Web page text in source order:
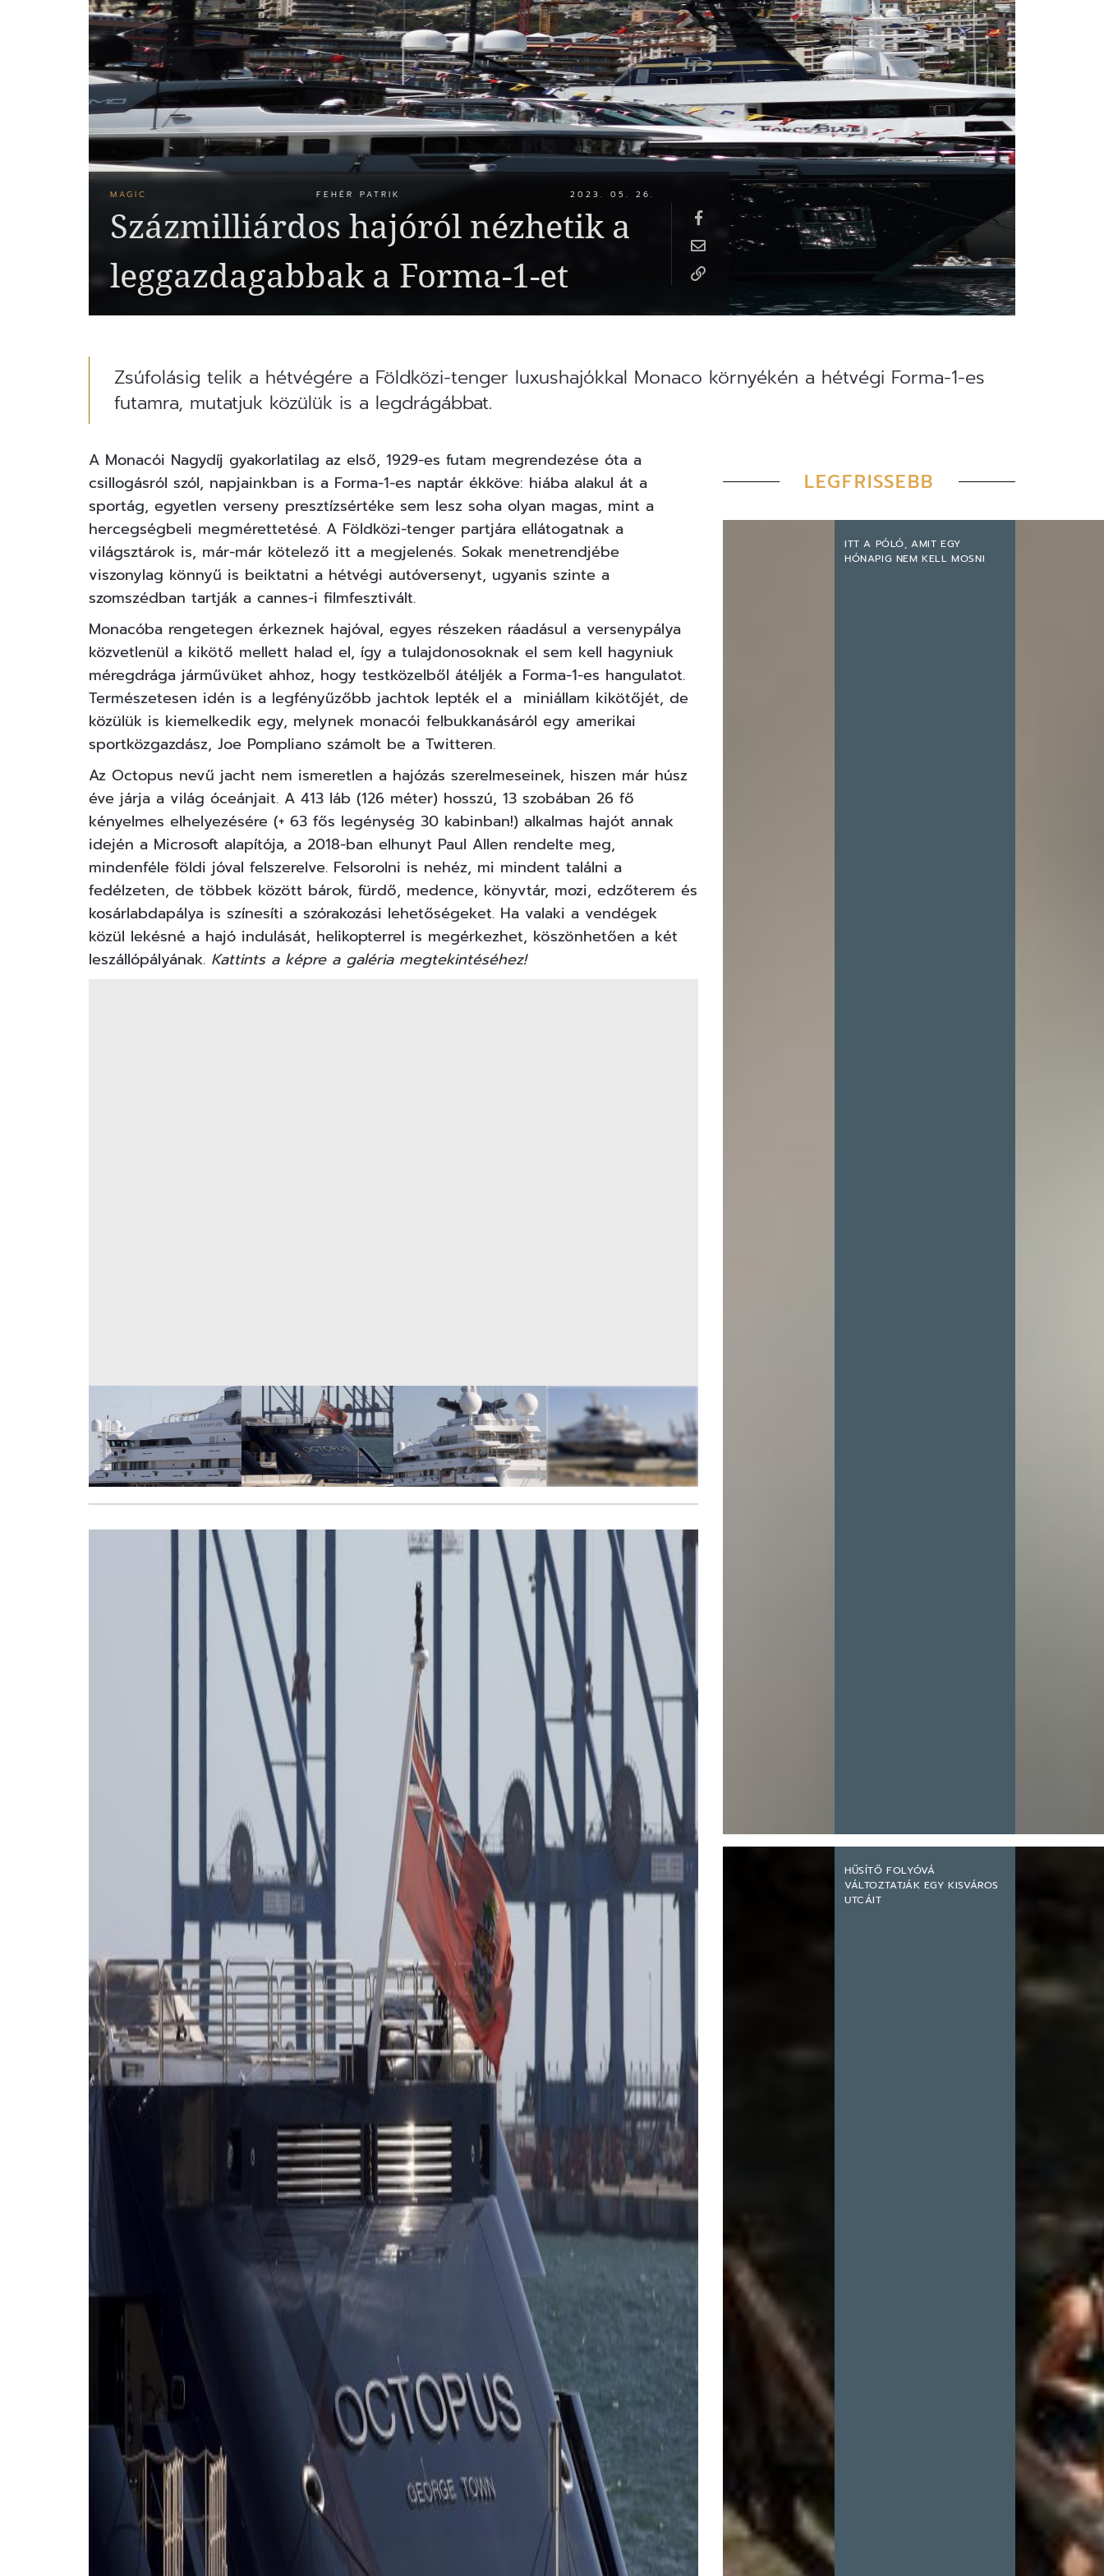
MAGIC FEHÉR PATRIK 2023. 05. 26.
Százmilliárdos hajóról nézhetik a
leggazdagabbak a Forma-1-et
Zsúfolásig telik a hétvégére a Földközi-tenger luxushajókkal Monaco környékén a hétvégi Forma-1-es
futamra, mutatjuk közülük is a legdrágábbat.
A Monacói Nagydíj gyakorlatilag az első, 1929-es futam megrendezése óta a
csillogásról szól, napjainkban is a Forma-1-es naptár ékköve: hiába alakul át a
sportág, egyetlen verseny presztízsértéke sem lesz soha olyan magas, mint a
hercegségbeli megmérettetésé. A Földközi-tenger partjára ellátogatnak a
világsztárok is, már-már kötelező itt a megjelenés. Sokak menetrendjébe
viszonylag könnyű is beiktatni a hétvégi autóversenyt, ugyanis szinte a
szomszédban tartják a cannes-i filmfesztivált.
Monacóba rengetegen érkeznek hajóval, egyes részeken ráadásul a versenypálya
közvetlenül a kikötő mellett halad el, így a tulajdonosoknak el sem kell hagyniuk
méregdrága járművüket ahhoz, hogy testközelből átéljék a Forma-1-es hangulatot.
Természetesen idén is a legfényűzőbb jachtok lepték el a miniállam kikötőjét, de
közülük is kiemelkedik egy, melynek monacói felbukkanásáról egy amerikai
sportközgazdász, Joe Pompliano számolt be a Twitteren.
Az Octopus nevű jacht nem ismeretlen a hajózás szerelmeseinek, hiszen már húsz
éve járja a világ óceánjait. A 413 láb (126 méter) hosszú, 13 szobában 26 fő
kényelmes elhelyezésére (+ 63 fős legénység 30 kabinban!) alkalmas hajót annak
idején a Microsoft alapítója, a 2018-ban elhunyt Paul Allen rendelte meg,
mindenféle földi jóval felszerelve. Felsorolni is nehéz, mi mindent találni a
fedélzeten, de többek között bárok, fürdő, medence, könyvtár, mozi, edzőterem és
kosárlabdapálya is színesíti a szórakozási lehetőségeket. Ha valaki a vendégek
közül lekésné a hajó indulását, helikopterrel is megérkezhet, köszönhetően a két
leszállópályának. Kattints a képre a galéria megtekintéséhez!
LEGFRISSEBB
ITT A PÓLÓ, AMIT EGY
HÓNAPIG NEM KELL MOSNI
HŰSÍTŐ FOLYÓVÁ
VÁLTOZTATJÁK EGY KISVÁROS
UTCÁIT